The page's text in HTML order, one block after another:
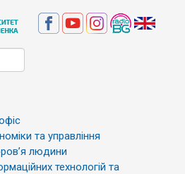
та управління
людини
технологій та